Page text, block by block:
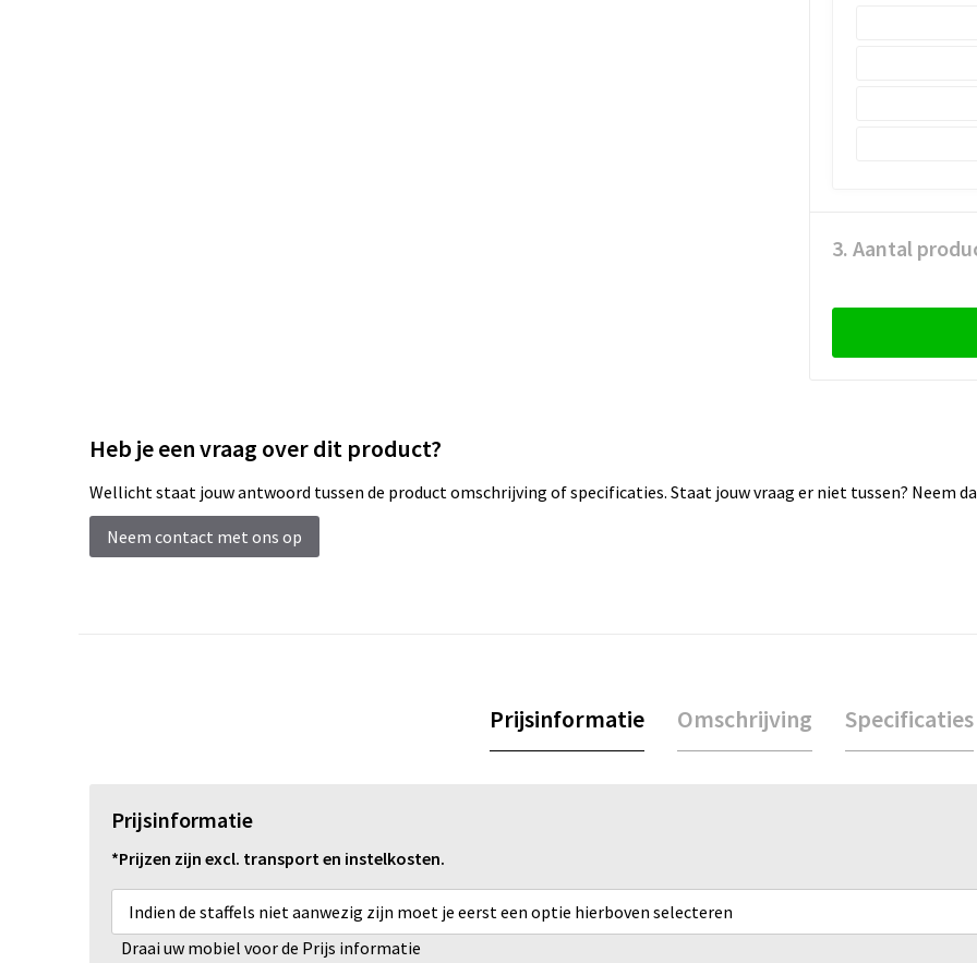
3. Aantal
Heb je een vraag over dit product?
Wellicht staat jouw antwoord tussen de product omschrijving of specificaties. Staat jouw vraag er niet tussen? Neem
Neem contact met ons op
Prijsinformatie Omschrijving Specificaties
Prijsinformatie
*Prijzen zijn excl. transport en instelkosten.
Indien de staffels niet aanwezig zijn moet je eerst een optie hierboven selecteren
Draai uw mobiel voor de Prijs informatie